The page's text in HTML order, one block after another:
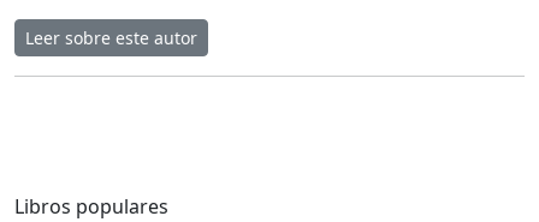
Leer sobre este autor
Libros populares